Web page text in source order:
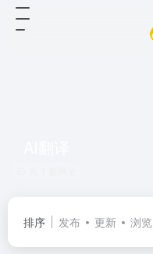
排序 发布 更新 浏览